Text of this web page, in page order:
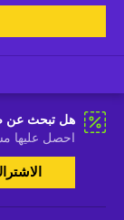
هل تبحث عن
احصل عليها